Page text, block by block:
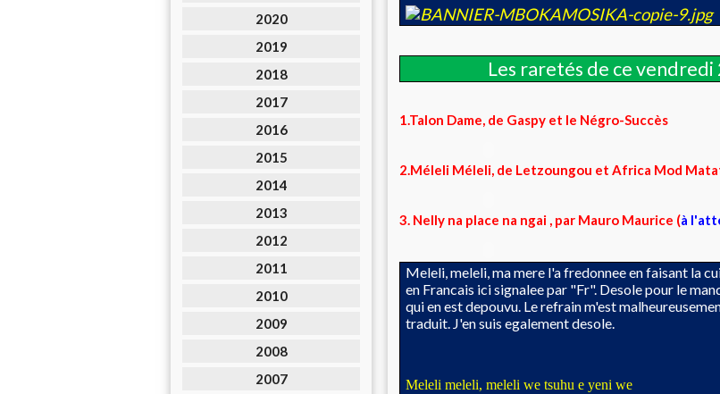
2020
2019
2018
2017
2016
2015
2014
2013
2012
2011
2010
2009
2008
2007
Les raretés de ce vendredi
1.Talon Dame, de Gaspy et le Négro-Succès
2.Méleli Méleli, de Letzoungou et Africa Mod
3. Nelly na place na ngai , par Mauro Maurice (à
Meleli, meleli, ma mere l'a fredonnee en faisant la
en Francais ici signalee par "Fr". Desole pour le
qui en est depouvu. Le refrain m'est
traduit. J'en suis egalement desole.
Meleli meleli, meleli we tsuhu e yeni we